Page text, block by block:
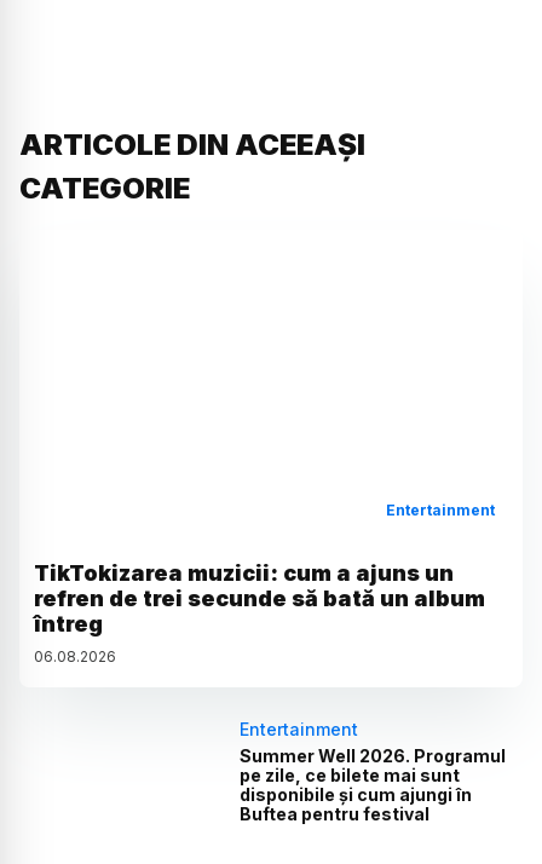
ARTICOLE DIN ACEEAȘI
CATEGORIE
Entertainment
TikTokizarea muzicii: cum a ajuns un
refren de trei secunde să bată un album
întreg
06.08.2026
Entertainment
Summer Well 2026. Programul
pe zile, ce bilete mai sunt
disponibile și cum ajungi în
Buftea pentru festival